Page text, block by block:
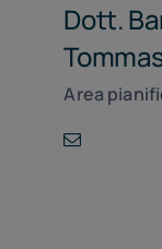
Dott.
Area